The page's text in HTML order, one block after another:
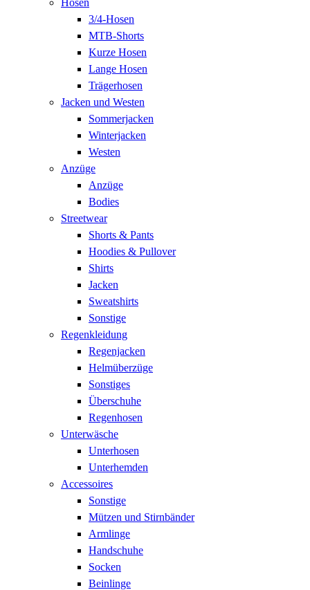
3/4-Hosen
MTB-Shorts
Kurze Hosen
Lange Hosen
Trägerhosen
Jacken und Westen
Sommerjacken
Winterjacken
Westen
Anzüge
Anzüge
Bodies
Streetwear
Shorts & Pants
Hoodies & Pullover
Shirts
Jacken
Sweatshirts
Sonstige
Regenkleidung
Regenjacken
Helmüberzüge
Sonstiges
Überschuhe
Regenhosen
Unterwäsche
Unterhosen
Unterhemden
Accessoires
Sonstige
Mützen und Stirnbänder
Armlinge
Handschuhe
Socken
Beinlinge